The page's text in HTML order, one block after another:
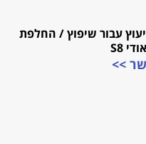
עבור שיפוץ / החלפת
>>